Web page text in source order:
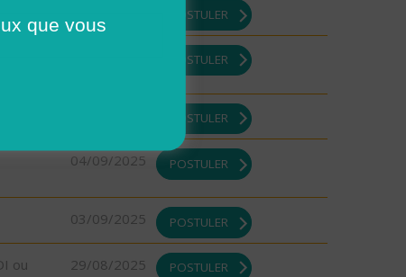
POSTULER
POSTULER
POSTULER
04/09/2025 POSTULER
03/09/2025 POSTULER
ou
29/08/2025 POSTULER
que vous